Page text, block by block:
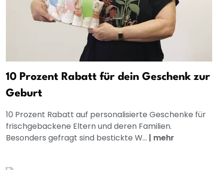
10 Prozent Rabatt für dein Geschenk zur
Geburt
10 Prozent Rabatt auf personalisierte Geschenke für
frischgebackene Eltern und deren Familien.
Besonders gefragt sind bestickte W... | mehr